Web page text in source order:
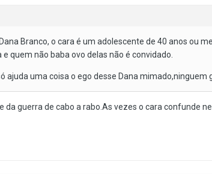
Branco, o cara é um adolescente de 40 anos ou
quem não baba ovo delas não é convidado.
uma coisa o ego desse Dana mimado,ninguem
da guerra de cabo a rabo.As vezes o cara confunde